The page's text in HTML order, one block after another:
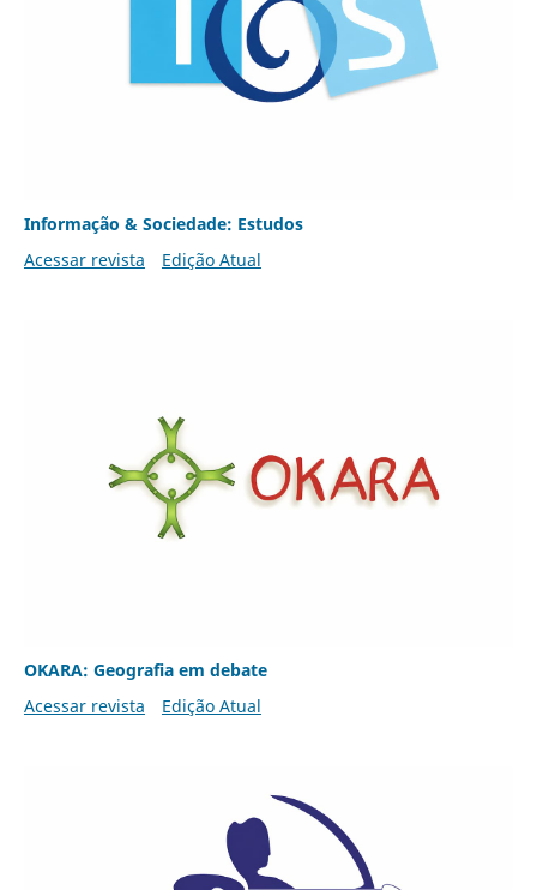
Informação & Sociedade: Estudos
Acessar revista
Edição Atual
OKARA: Geografia em debate
Acessar revista
Edição Atual